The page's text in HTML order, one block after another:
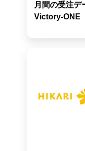
月間の受注デ
Victory-ONE